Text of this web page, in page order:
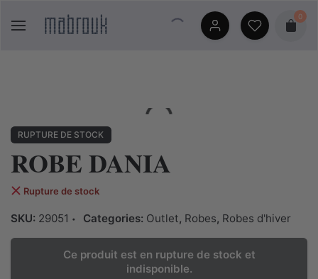
0
RUPTURE DE STOCK
ROBE DANIA
Rupture de stock
SKU: 29051 Categories: Outlet, Robes, Robes d'hiver
Ce produit est en rupture de stock et
indisponible.